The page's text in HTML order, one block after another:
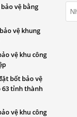
vệ bằng
vệ khung
vệ khu công
bốt bảo vệ
63 tỉnh thành
vệ khu công